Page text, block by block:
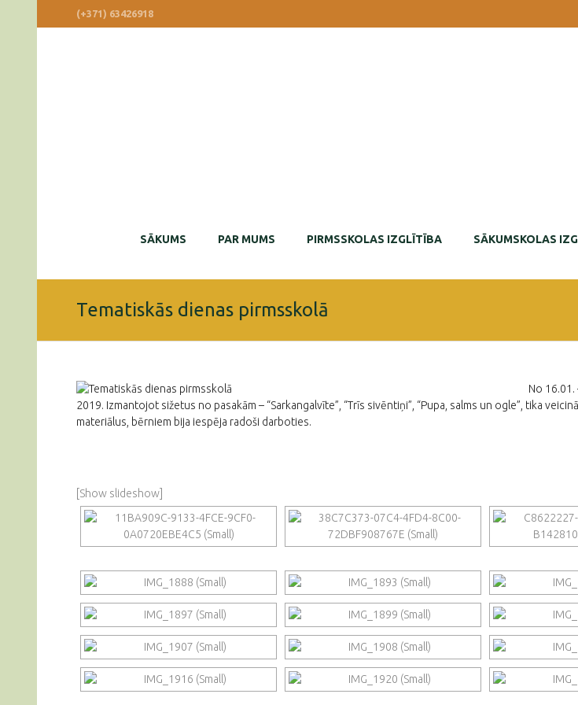
(+371) 63426918
SĀKUMS PAR MUMS PIRMSSKOLAS IZGLĪTĪBA SĀKUMSKOLAS
Tematiskās dienas pirmsskolā
No 16.01.
2019. Izmantojot sižetus no pasakām – “Sarkangalvīte”, “Trīs sivēntiņi”, “Pupa, salms un ogle”, tika
materiālus, bērniem bija iespēja radoši darboties.
[Show slideshow]